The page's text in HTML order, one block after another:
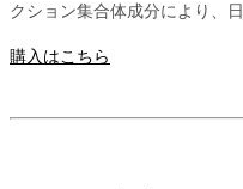
クション集合体成分により、
購入はこちら